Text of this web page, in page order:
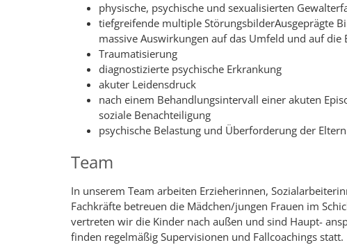
physische, psychische und sexualisierten
tiefgreifende multiple StörungsbilderAusgeprägte
massive Auswirkungen auf das Umfeld und auf die
Traumatisierung
diagnostizierte psychische Erkrankung
akuter Leidensdruck
nach einem Behandlungsintervall einer akuten
soziale Benachteiligung
psychische Belastung und Überforderung der Eltern
Team
In unserem Team arbeiten Erzieherinnen,
Fachkräfte betreuen die Mädchen/jungen Frauen im
vertreten wir die Kinder nach außen und sind Haupt-
finden regelmäßig Supervisionen und Fallcoachings statt.